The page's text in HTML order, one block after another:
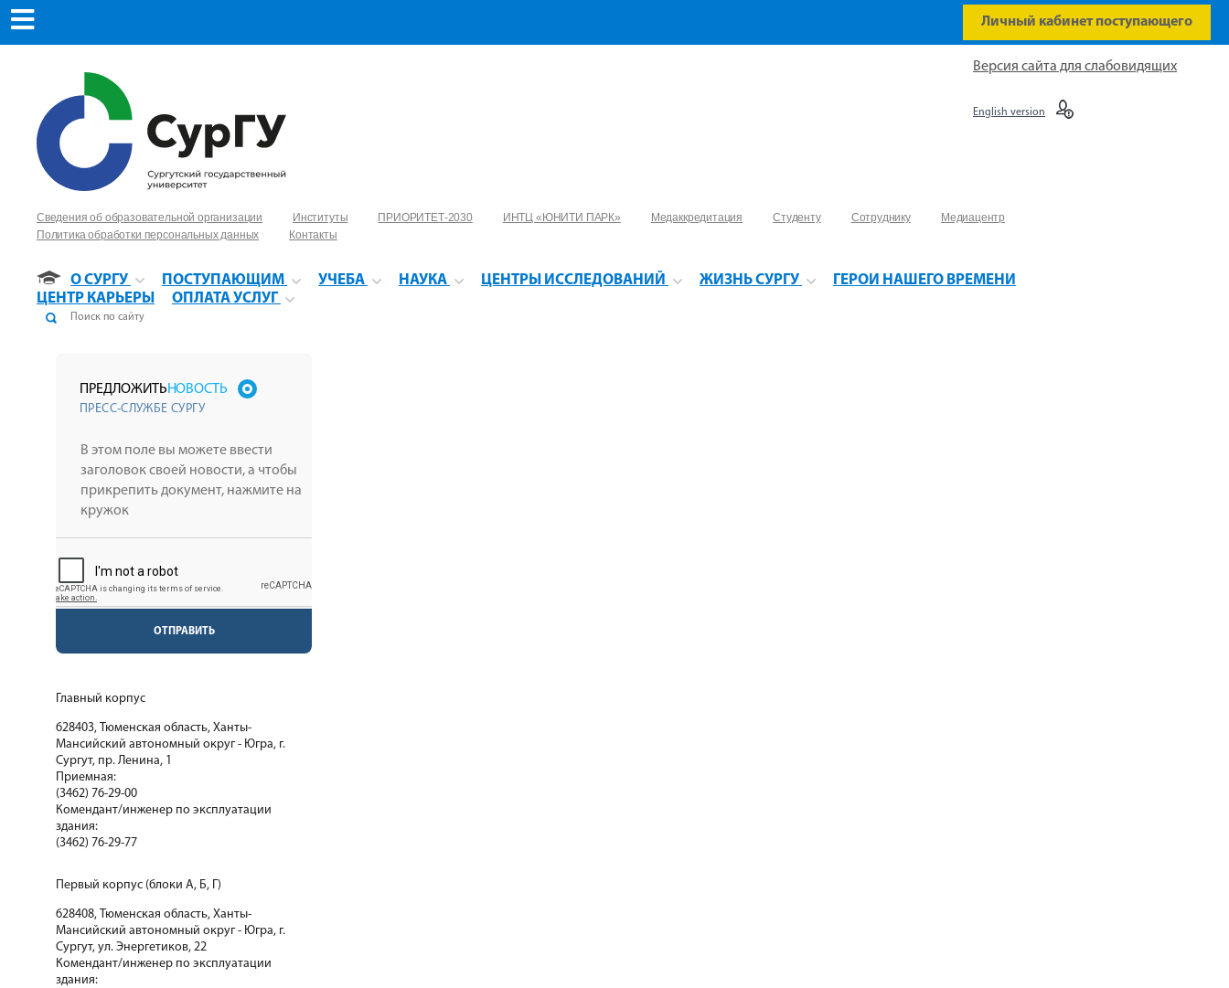
Личный кабинет поступающего
Сведения об образовательной организации Институты ПРИОРИТЕТ-2030 ИНТЦ «ЮНИТИ ПАРК» Медаккредитация Студенту Сотруднику
Медиацентр
Политика обработки персональных данных
Контакты
О СУРГУ ПОСТУПАЮЩИМ УЧЕБА НАУКА ЦЕНТРЫ ИССЛЕДОВАНИЙ ЖИЗНЬ СУРГУ
ГЕРОИ НАШЕГО ВРЕМЕНИ
ЦЕНТР КАРЬЕРЫ
ОПЛАТА УСЛУГ
Версия сайта для слабовидящих
English version
ПРЕДЛОЖИТЬНОВОСТЬ
ПРЕСС-СЛУЖБЕ СУРГУ
ОТПРАВИТЬ
Главный корпус
628403, Тюменская область, Ханты-
Мансийский автономный округ - Югра, г.
Сургут, пр. Ленина, 1
Приемная:
(3462) 76-29-00
Комендант/инженер по эксплуатации
здания:
(3462) 76-29-77
Первый корпус (блоки А, Б, Г)
628408, Тюменская область, Ханты-
Мансийский автономный округ - Югра, г.
Сургут, ул. Энергетиков, 22
Комендант/инженер по эксплуатации
здания: